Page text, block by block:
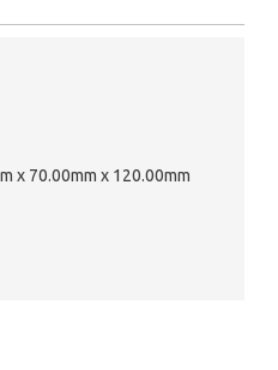
x 70.00mm x 120.00mm